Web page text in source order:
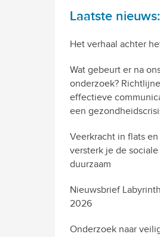
Laatste nieuws:
Het verhaal achter
Wat gebeurt er na
onderzoek?
effectieve
een
Veerkracht in flats
versterk je de sociale
duurzaam
Nieuwsbrief
2026
Onderzoek naar